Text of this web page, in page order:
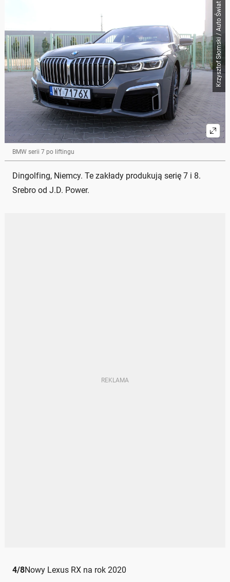
Krzysztof Słomski / Auto Świat
BMW serii 7 po liftingu
Dingolfing, Niemcy. Te zakłady produkują serię 7 i 8.
Srebro od J.D. Power.
4/8Nowy Lexus RX na rok 2020